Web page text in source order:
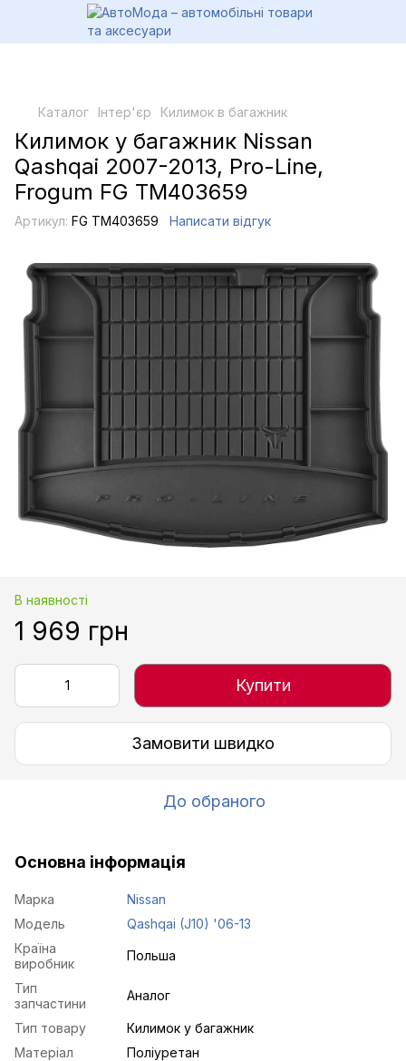
Каталог Інтер'єр Килимок в багажник
Килимок у багажник Nissan
Qashqai 2007-2013, Pro-Line,
Frogum FG TM403659
Артикул: FG TM403659 Написати відгук
В наявності
1 969 грн
Купити
Замовити швидко
До обраного
Основна інформація
Марка
Nissan
Модель
Qashqai (J10) '06-13
Країна
виробник
Польша
Тип
запчастини
Аналог
Тип товару
Килимок у багажник
Матеріал
Поліуретан